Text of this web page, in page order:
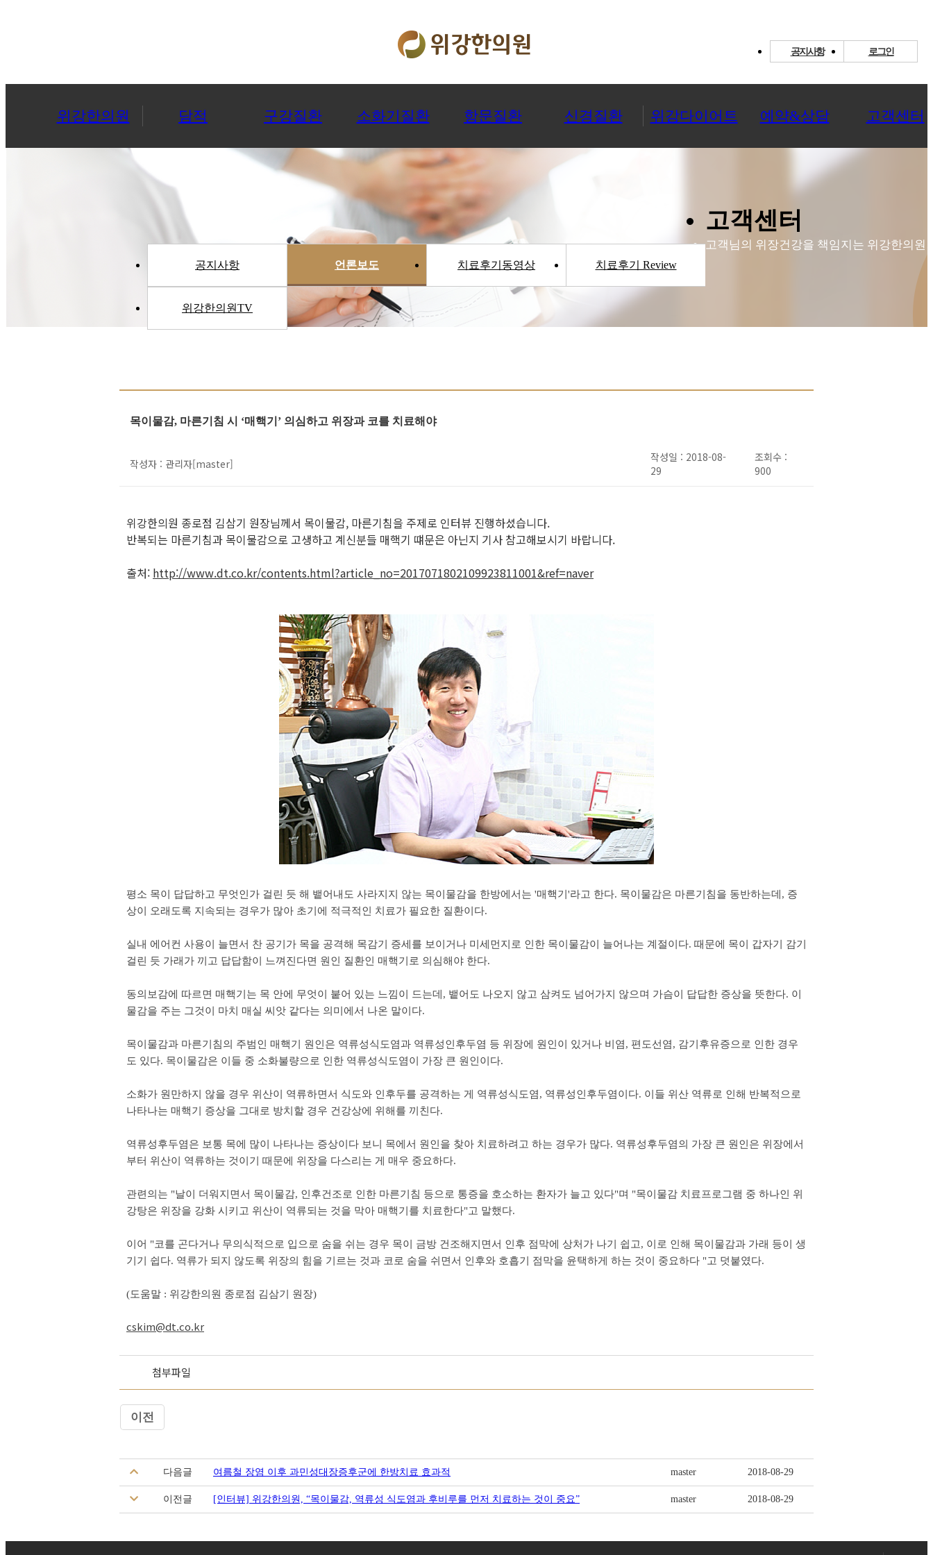
공지사항 로그인
위강한의원 담적 구강질환 소화기질환 항문질환 신경질환 위강다이어트 예약&상담 고객센터
고객센터
고객님의 위장건강을 책임지는 위강한의원!
공지사항 언론보도 치료후기동영상 치료후기 Review
위강한의원TV
목이물감, 마른기침 시 ‘매핵기’ 의심하고 위장과 코를 치료해야
작성자 : 관리자[master]
작성일 : 2018-08-
29
조회수 :
900
위강한의원 종로점 김삼기 원장님께서 목이물감, 마른기침을 주제로 인터뷰 진행하셨습니다.
반복되는 마른기침과 목이물감으로 고생하고 계신분들 매핵기 떄문은 아닌지 기사 참고해보시기 바랍니다.
출처: http://www.dt.co.kr/contents.html?article_no=2017071802109923811001&ref=naver
평소 목이 답답하고 무엇인가 걸린 듯 해 뱉어내도 사라지지 않는 목이물감을 한방에서는 '매핵기'라고 한다. 목이물감은 마른기침을 동반하는데, 증
상이 오래도록 지속되는 경우가 많아 초기에 적극적인 치료가 필요한 질환이다.
실내 에어컨 사용이 늘면서 찬 공기가 목을 공격해 목감기 증세를 보이거나 미세먼지로 인한 목이물감이 늘어나는 계절이다. 때문에 목이 갑자기 감기
걸린 듯 가래가 끼고 답답함이 느껴진다면 원인 질환인 매핵기로 의심해야 한다.
동의보감에 따르면 매핵기는 목 안에 무엇이 붙어 있는 느낌이 드는데, 뱉어도 나오지 않고 삼켜도 넘어가지 않으며 가슴이 답답한 증상을 뜻한다. 이
물감을 주는 그것이 마치 매실 씨앗 같다는 의미에서 나온 말이다.
목이물감과 마른기침의 주범인 매핵기 원인은 역류성식도염과 역류성인후두염 등 위장에 원인이 있거나 비염, 편도선염, 감기후유증으로 인한 경우
도 있다. 목이물감은 이들 중 소화불량으로 인한 역류성식도염이 가장 큰 원인이다.
소화가 원만하지 않을 경우 위산이 역류하면서 식도와 인후두를 공격하는 게 역류성식도염, 역류성인후두염이다. 이들 위산 역류로 인해 반복적으로
나타나는 매핵기 증상을 그대로 방치할 경우 건강상에 위해를 끼친다.
역류성후두염은 보통 목에 많이 나타나는 증상이다 보니 목에서 원인을 찾아 치료하려고 하는 경우가 많다. 역류성후두염의 가장 큰 원인은 위장에서
부터 위산이 역류하는 것이기 때문에 위장을 다스리는 게 매우 중요하다.
관련의는 "날이 더워지면서 목이물감, 인후건조로 인한 마른기침 등으로 통증을 호소하는 환자가 늘고 있다"며 "목이물감 치료프로그램 중 하나인 위
강탕은 위장을 강화 시키고 위산이 역류되는 것을 막아 매핵기를 치료한다"고 말했다.
이어 "코를 곤다거나 무의식적으로 입으로 숨을 쉬는 경우 목이 금방 건조해지면서 인후 점막에 상처가 나기 쉽고, 이로 인해 목이물감과 가래 등이 생
기기 쉽다. 역류가 되지 않도록 위장의 힘을 기르는 것과 코로 숨을 쉬면서 인후와 호흡기 점막을 윤택하게 하는 것이 중요하다 "고 덧붙였다.
(도움말 : 위강한의원 종로점 김삼기 원장)
cskim@dt.co.kr
첨부파일
이전
다음글 여름철 장염 이후 과민성대장증후군에 한방치료 효과적 master 2018-08-29
이전글 [인터뷰] 위강한의원, “목이물감, 역류성 식도염과 후비루를 먼저 치료하는 것이 중요” master 2018-08-29